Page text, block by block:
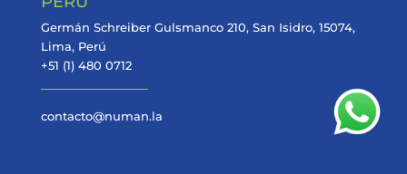
Germán Schreiber Gulsmanco 210, San Isidro, 15074,
Lima, Perú
+51 (1) 480 0712
contacto@numan.la